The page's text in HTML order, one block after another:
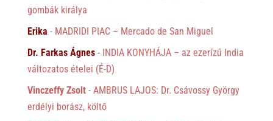
gombák királya
Erika - MADRIDI PIAC – Mercado de San Miguel
Dr. Farkas Ágnes- INDIA KONYHÁJA – az ezerízű India
változatos ételei (É-D)
Vinczeffy Zsolt- AMBRUS LAJOS: Dr. Csávossy György
erdélyi borász, költő